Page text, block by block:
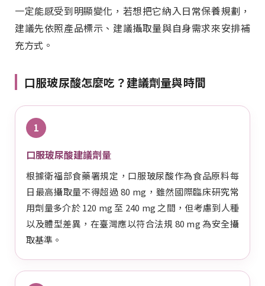
一定能感受到明顯變化，若想把它納入日常保養規劃，
建議先依照產品標示、建議攝取量與自身需求來安排補
充方式。
口服玻尿酸怎麼吃？建議劑量與時間
1
口服玻尿酸建議劑量
根據衛福部食藥署規定，口服玻尿酸作為食品原料每
日最高攝取量不得超過 80 mg，雖然國際臨床研究常
用劑量多介於 120 mg 至 240 mg 之間，但考慮到人種
以及體型差異，在臺灣應以符合法規 80 mg 為安全攝
取基準。